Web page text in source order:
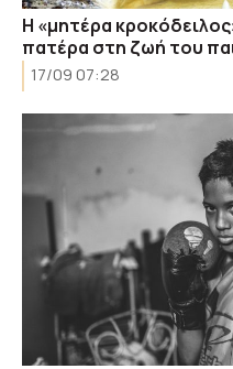
Η «μητέρα
πατέρα στη ζωή του
17/09 07:28